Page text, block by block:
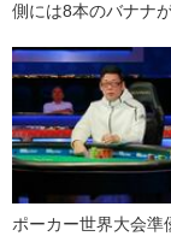
側には8本のバナナ
ポーカー世界大会